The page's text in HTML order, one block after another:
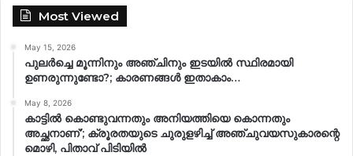
Most Viewed
May 15, 2026
പുലർച്ചെ മൂന്നിനും അഞ്ചിനും ഇടയിൽ സ്ഥിരമായി
ഉണരുന്നുണ്ടോ?; കാരണങ്ങള്‍ ഇതാകാം…
May 8, 2026
കാട്ടിൽ കൊണ്ടുവന്നതും അനിയത്തിയെ കൊന്നതും
അച്ഛനാണ്’; ക്രൂരതയുടെ ചുരുളഴിച്ച് അഞ്ചുവയസുകാരന്റെ
മൊഴി, പിതാവ് പിടിയിൽ